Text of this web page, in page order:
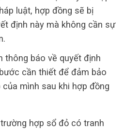
luật, hợp đồng sẽ bị
định này mà không cần sự
thông báo về quyết định
cần thiết để đảm bảo
mình sau khi hợp đồng
hợp sổ đỏ có tranh